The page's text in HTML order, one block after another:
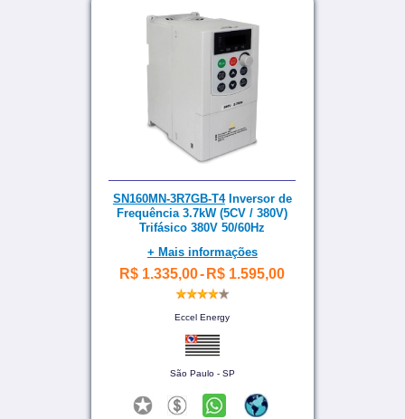
SN160MN-3R7GB-T4Inversor de
Frequência 3.7kW (5CV / 380V)
Trifásico 380V 50/60Hz
+ Mais informações
R$ 1.335,00- R$ 1.595,00
Eccel Energy
São Paulo - SP